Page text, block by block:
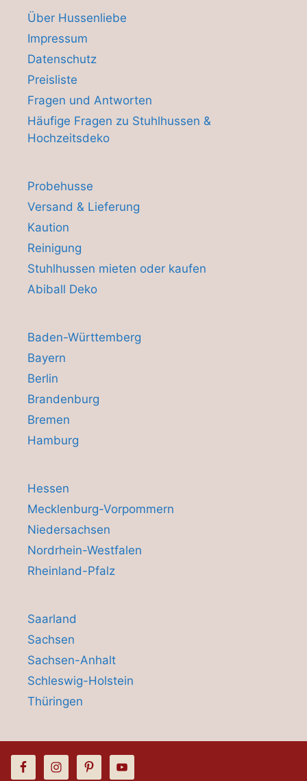
Über Hussenliebe
Impressum
Datenschutz
Preisliste
Fragen und Antworten
Häufige Fragen zu Stuhlhussen &
Hochzeitsdeko
Probehusse
Versand & Lieferung
Kaution
Reinigung
Stuhlhussen mieten oder kaufen
Abiball Deko
Baden-Württemberg
Bayern
Berlin
Brandenburg
Bremen
Hamburg
Hessen
Mecklenburg-Vorpommern
Niedersachsen
Nordrhein-Westfalen
Rheinland-Pfalz
Saarland
Sachsen
Sachsen-Anhalt
Schleswig-Holstein
Thüringen